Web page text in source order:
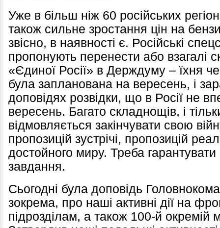
Уже в більш ніж 60 російських
також сильне зростання цін на
звісно, в наявності є. Російські
пропонують перенести або взагалі
«Єдиної Росії» в Держдуму – їхня
була запланована на вересень, і
доповідях розвідки, що в Росії не
вересень. Багато складнощів, і
відмовляється закінчувати свою
пропозицій зустрічі, пропозицій
достойного миру. Треба
завдання.
Сьогодні була доповідь
зокрема, про наші активні дії на
підрозділам, а також 100-й окремій